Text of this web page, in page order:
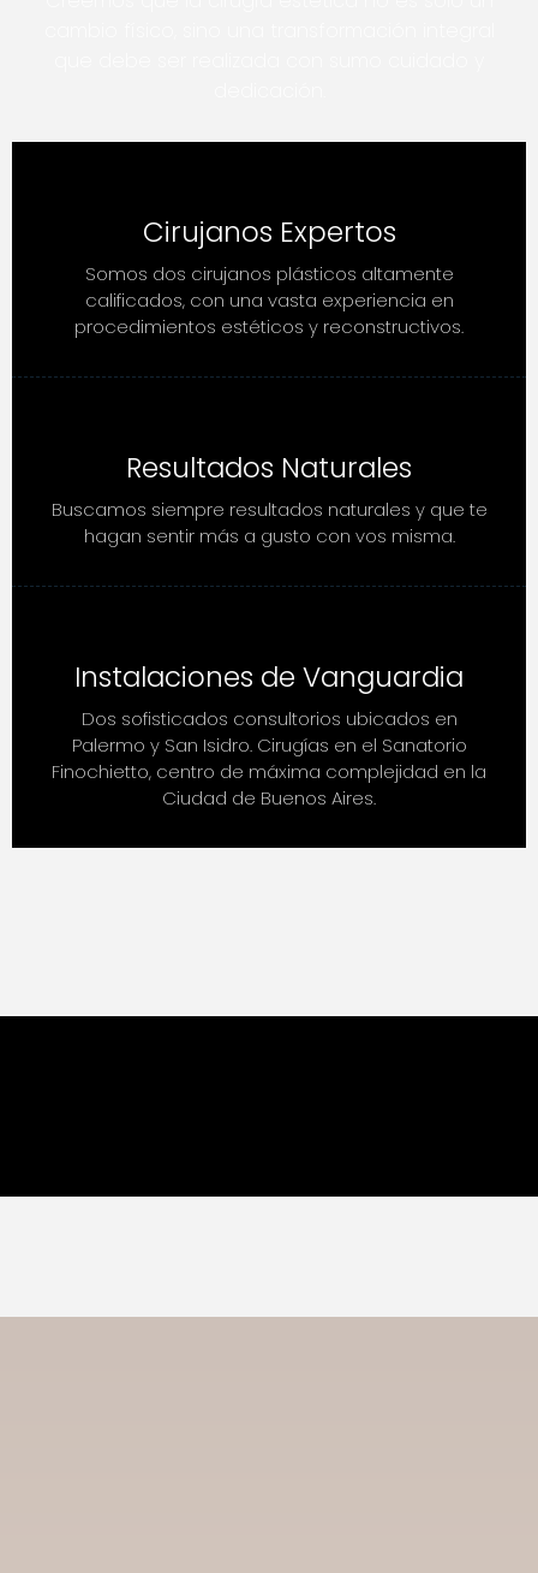
Cirujanos Expertos
Somos dos cirujanos plásticos altamente
calificados, con una vasta experiencia en
procedimientos estéticos y reconstructivos.
Resultados Naturales
Buscamos siempre resultados naturales y que te
hagan sentir más a gusto con vos misma.
Instalaciones de Vanguardia
Dos sofisticados consultorios ubicados en
Palermo y San Isidro. Cirugías en el Sanatorio
Finochietto, centro de máxima complejidad en la
Ciudad de Buenos Aires.